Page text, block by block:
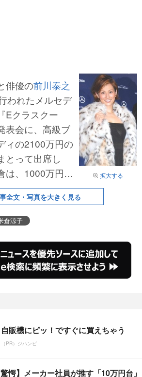
拡大する
俳優の前川泰之
われたメルセデ
Eクラスクー
表会に、高級ブ
ィの2100万円の
とって出席し
は、1000万円超
装がいい」と興
らの「誰の助手
という質問は
勘弁して～」
全文・写真を大きく見る
倉涼子
自販機にピッ！ですぐに買えちゃう
（PR）ジハンピ
驚愕】メーカー社員が推す「10万円台」